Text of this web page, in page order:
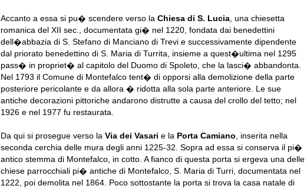
Accanto a essa si pu� scendere verso la Chiesa di S. Lucia , una chiesetta
romanica del XII sec., documentata gi� nel 1220, fondata dai benedettini
dell�abbazia di S. Stefano di Manciano di Trevi e successivamente dipendente
dal priorato benedettino di S. Maria di Turrita, insieme a quest�ultima nel 1295
pass� in propriet� al capitolo del Duomo di Spoleto, che la lasci� abbandonta.
Nel 1793 il Comune di Montefalco tent� di opporsi alla demolizione della parte
posteriore pericolante e da allora � ridotta alla sola parte anteriore. Le sue
antiche decorazioni pittoriche andarono distrutte a causa del crollo del tetto; nel
1926 e nel 1977 fu restaurata.
Da qui si prosegue verso la Via dei Vasari e la Porta Camiano , inserita nella
seconda cerchia delle mura degli anni 1225-32. Sopra ad essa si conserva il pi�
antico stemma di Montefalco, in cotto. A fianco di questa porta si ergeva una delle
chiese parrocchiali pi� antiche di Montefalco, S. Maria di Turri, documentata nel
1222, poi demolita nel 1864. Poco sottostante la porta si trova la casa natale di